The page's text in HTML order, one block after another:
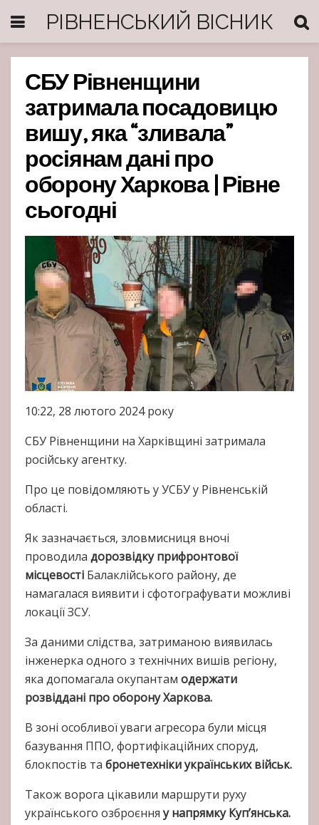
РІВНЕНСЬКИЙ ВІСНИК
СБУ Рівненщини
затримала посадовицю
вишу, яка “зливала”
росіянам дані про
оборону Харкова | Рівне
сьогодні
10:22, 28 лютого 2024 року
СБУ Рівненщини на Харківщині затримала
російську агентку.
Про це повідомляють у УСБУ у Рівненській
області.
Як зазначається, зловмисниця вночі
проводила дорозвідку прифронтової
місцевості Балаклійського району, де
намагалася виявити і сфотографувати можливі
локації ЗСУ.
За даними слідства, затриманою виявилась
інженерка одного з технічних вишів регіону,
яка допомагала окупантам одержати
розвіддані про оборону Харкова.
В зоні особливої уваги агресора були місця
базування ППО, фортифікаційних споруд,
блокпостів та бронетехніки українських військ.
Також ворога цікавили маршрути руху
українського озброєння у напрямку Куп’янська.